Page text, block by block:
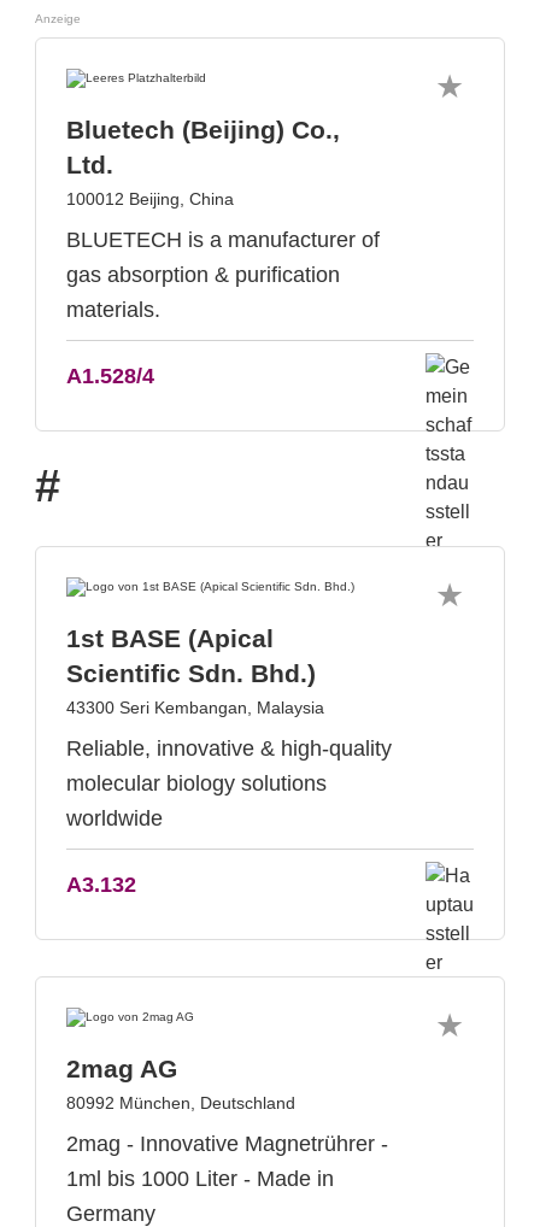
Anzeige
Bluetech (Beijing) Co.,
Ltd.
100012 Beijing, China
BLUETECH is a manufacturer of
gas absorption & purification
materials.
A1.528/4
#
1st BASE (Apical
Scientific Sdn. Bhd.)
43300 Seri Kembangan, Malaysia
Reliable, innovative & high-quality
molecular biology solutions
worldwide
A3.132
2mag AG
80992 München, Deutschland
2mag - Innovative Magnetrührer -
1ml bis 1000 Liter - Made in
Germany